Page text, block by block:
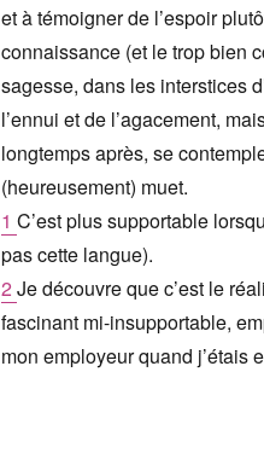
et à témoigner de l’espoir
connaissance (et le trop bien
sagesse, dans les interstices
l’ennui et de l’agacement,
longtemps après, se
(heureusement) muet.
1 C’est plus supportable
pas cette langue).
2 Je découvre que c’est le
fascinant mi-insupportable,
mon employeur quand j’étais